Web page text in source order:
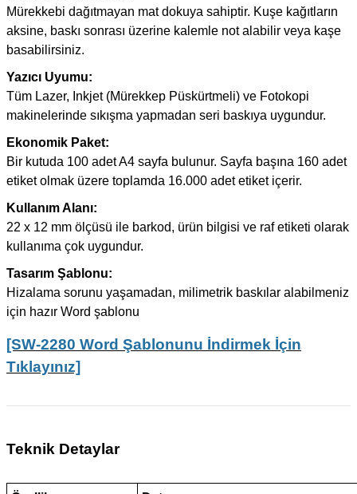
Mürekkebi dağıtmayan mat dokuya sahiptir. Kuşe kağıtların
aksine, baskı sonrası üzerine kalemle not alabilir veya kaşe
basabilirsiniz.
Yazıcı Uyumu:
Tüm Lazer, Inkjet (Mürekkep Püskürtmeli) ve Fotokopi
makinelerinde sıkışma yapmadan seri baskıya uygundur.
Ekonomik Paket:
Bir kutuda 100 adet A4 sayfa bulunur. Sayfa başına 160 adet
etiket olmak üzere toplamda 16.000 adet etiket içerir.
Kullanım Alanı:
22 x 12 mm ölçüsü ile barkod, ürün bilgisi ve raf etiketi olarak
kullanıma çok uygundur.
Tasarım Şablonu:
Hizalama sorunu yaşamadan, milimetrik baskılar alabilmeniz
için hazır Word şablonu
[SW-2280 Word Şablonunu İndirmek İçin
Tıklayınız]
Teknik Detaylar